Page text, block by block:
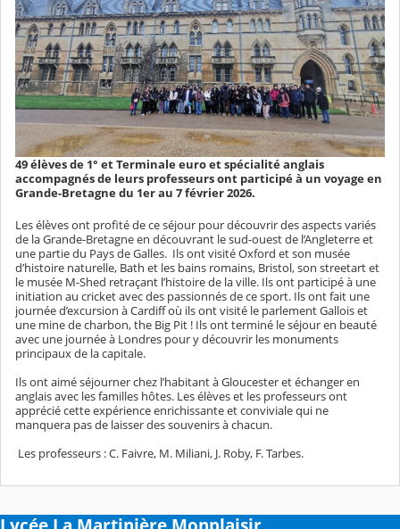
49 élèves de 1° et Terminale euro et spécialité anglais
accompagnés de leurs professeurs ont participé à un voyage en
Grande-Bretagne du 1er au 7 février 2026.
Les élèves ont profité de ce séjour pour découvrir des aspects variés
de la Grande-Bretagne en découvrant le sud-ouest de l’Angleterre et
une partie du Pays de Galles. Ils ont visité Oxford et son musée
d’histoire naturelle, Bath et les bains romains, Bristol, son streetart et
le musée M-Shed retraçant l’histoire de la ville. Ils ont participé à une
initiation au cricket avec des passionnés de ce sport. Ils ont fait une
journée d’excursion à Cardiff où ils ont visité le parlement Gallois et
une mine de charbon, the Big Pit ! Ils ont terminé le séjour en beauté
avec une journée à Londres pour y découvrir les monuments
principaux de la capitale.
Ils ont aimé séjourner chez l’habitant à Gloucester et échanger en
anglais avec les familles hôtes. Les élèves et les professeurs ont
apprécié cette expérience enrichissante et conviviale qui ne
manquera pas de laisser des souvenirs à chacun.
Les professeurs : C. Faivre, M. Miliani, J. Roby, F. Tarbes.